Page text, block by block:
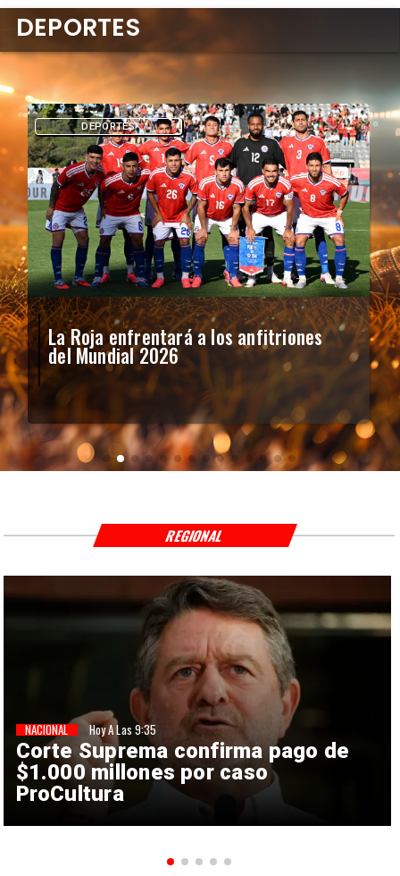
La Roja enfrentará a los anfitriones
del Mundial 2026
DEPORTES
DEPORTES
Corte Suprema confirma pago de
$1.000 millones por caso
ProCultura
NACIONAL Hoy A Las 9:35
REGIONAL